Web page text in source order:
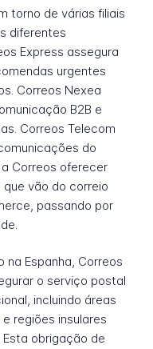
torno de várias filiais
diferentes
Express assegura
urgentes
Correos Nexea
B2B e
Correos Telecom
do
Correos oferecer
vão do correio
passando por
Espanha, Correos
o serviço postal
incluindo áreas
regiões insulares
obrigação de